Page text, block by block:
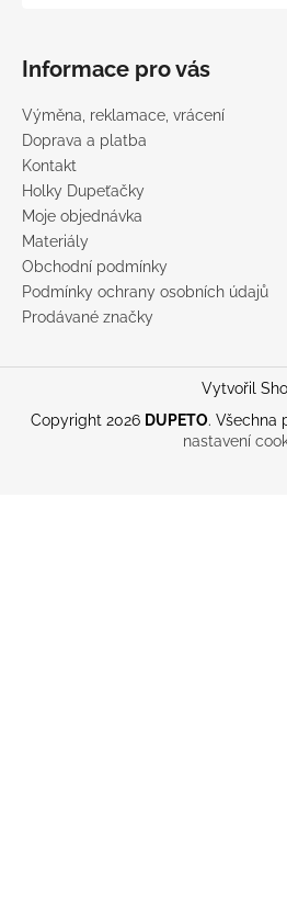
Informace pro vás
Výměna, reklamace, vrácení
Doprava a platba
Kontakt
Holky Dupeťačky
Moje objednávka
Materiály
Obchodní podmínky
Podmínky ochrany osobních údajů
Prodávané značky
Vytvořil
Copyright 2026 DUPETO. Všechna
nastavení